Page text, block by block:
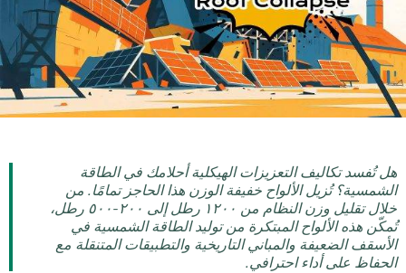
هل تُفسد تكاليف التعزيزات الهيكلية أحلامك في الطاقة
الشمسية؟ تُزيل الألواح خفيفة الوزن هذا الحاجز تمامًا. من
خلال تقليل وزن النظام من ١٢٠٠ رطل إلى ٢٠٠-٥٠٠ رطل،
تُمكّن هذه الألواح المبتكرة من توليد الطاقة الشمسية في
الأسقف الضعيفة والمباني التاريخية والتطبيقات المتنقلة مع
الحفاظ على أداء احترافي.